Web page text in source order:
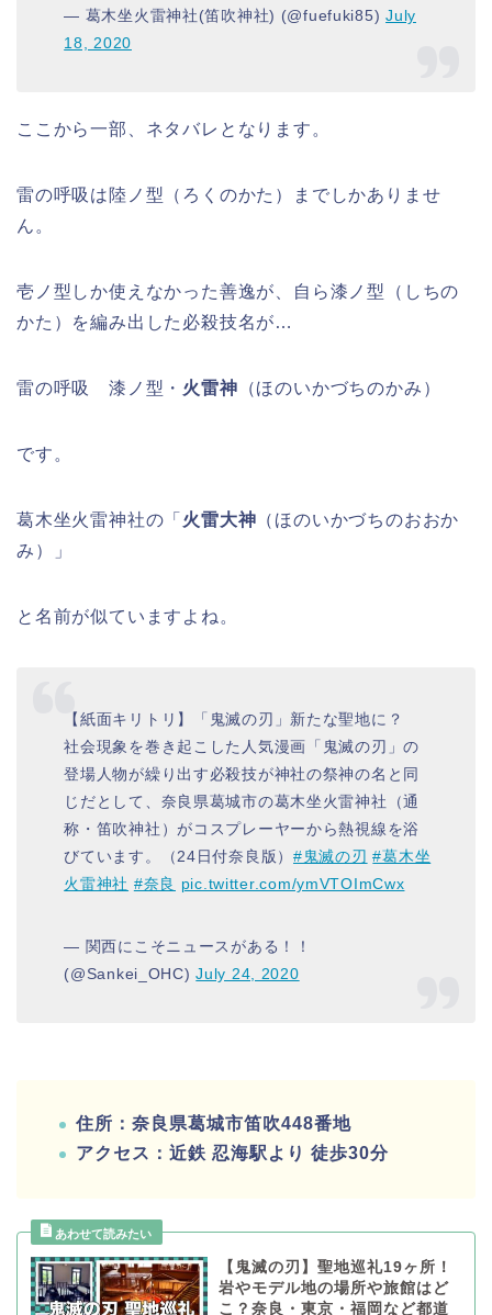
— 葛木坐火雷神社(笛吹神社) (@fuefuki85)July
18, 2020
ここから一部、ネタバレとなります。
雷の呼吸は陸ノ型（ろくのかた）までしかありませ
ん。
壱ノ型しか使えなかった善逸が、自ら漆ノ型（しちの
かた）を編み出した必殺技名が…
雷の呼吸 漆ノ型・ 火雷神 （ほのいかづちのかみ）
です。
葛木坐火雷神社の「 火雷大神 （ほのいかづちのおおか
み）」
と名前が似ていますよね。
【紙面キリトリ】「鬼滅の刃」新たな聖地に？
社会現象を巻き起こした人気漫画「鬼滅の刃」の
登場人物が繰り出す必殺技が神社の祭神の名と同
じだとして、奈良県葛城市の葛木坐火雷神社（通
称・笛吹神社）がコスプレーヤーから熱視線を浴
びています。（24日付奈良版） #鬼滅の刃 #葛木坐
火雷神社 #奈良 pic.twitter.com/ymVTOImCwx
— 関西にこそニュースがある！！
(@Sankei_OHC)July 24, 2020
住所：奈良県葛城市笛吹448番地
アクセス：近鉄 忍海駅より 徒歩30分
【鬼滅の刃】聖地巡礼19ヶ所！
岩やモデル地の場所や旅館はど
こ？奈良・東京・福岡など都道